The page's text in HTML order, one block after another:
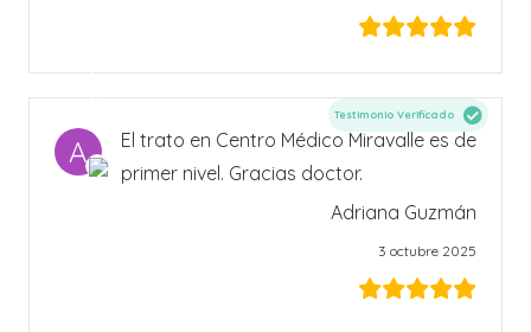
A
El trato en Centro Médico Miravalle es de
primer nivel. Gracias doctor.
Testimonio Verificado
Adriana Guzmán
3 octubre 2025